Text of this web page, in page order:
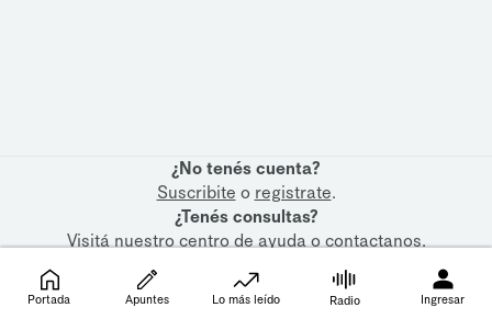
¿No tenés cuenta?
Suscribite o registrate.
¿Tenés consultas?
Visitá nuestrocentro de ayudaocontactanos.
Portada Apuntes Lo más leído Radio Ingresar